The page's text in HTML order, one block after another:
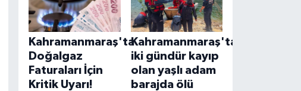
Kahramanmaraş'ta
Doğalgaz
Faturaları İçin
Kritik Uyarı!
Kahramanmaraş'ta
iki gündür kayıp
olan yaşlı adam
barajda ölü